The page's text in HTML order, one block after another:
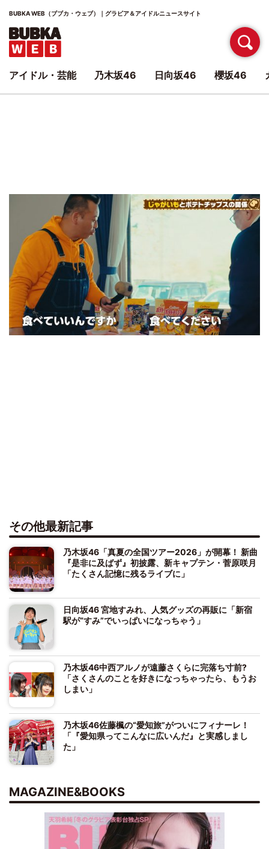
BUBKA WEB（ブブカ・ウェブ）｜グラビア＆アイドルニュースサイト
その他最新記事
乃木坂46「真夏の全国ツアー2026」が開幕！ 新曲
『是非に及ばず』初披露、新キャプテン・菅原咲月
「たくさん記憶に残るライブに」
日向坂46 宮地すみれ、人気グッズの再販に「新宿
駅が“すみ”でいっぱいになっちゃう」
乃木坂46中西アルノが遠藤さくらに完落ち寸前?
「さくさんのことを好きになっちゃったら、もうお
しまい」
乃木坂46佐藤楓の“愛知旅”がついにフィナーレ！
「『愛知県ってこんなに広いんだ』と実感しまし
た」
MAGAZINE&BOOKS
アイドル・芸能 乃木坂46 日向坂46 櫻坂46